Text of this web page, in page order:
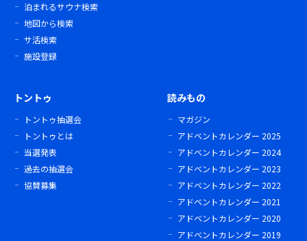
泊まれるサウナ検索
地図から検索
サ活検索
施設登録
トントゥ
トントゥ抽選会
トントゥとは
当選発表
過去の抽選会
協賛募集
読みもの
マガジン
アドベントカレンダー 2025
アドベントカレンダー 2024
アドベントカレンダー 2023
アドベントカレンダー 2022
アドベントカレンダー 2021
アドベントカレンダー 2020
アドベントカレンダー 2019